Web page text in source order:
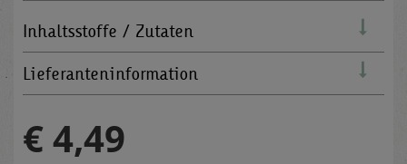
Inhaltsstoffe / Zutaten
Lieferanteninformation
€ 4,49